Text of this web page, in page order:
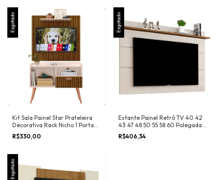
Esgotado
Kit Sala Painel Star Prateleira
Decorativa Rack Nicho 1 Porta
Puxador Concha Pés Palito
Retrô Tv 32 Polegadas - Lojas
R$330,00
Esgotado
Estante Painel Retrô TV 40 42
43 47 48 50 55 58 60 Polegadas
Prateleira Reforçada Sala
Quarto Moderno - Vivare New
R$406,34
Esgotado